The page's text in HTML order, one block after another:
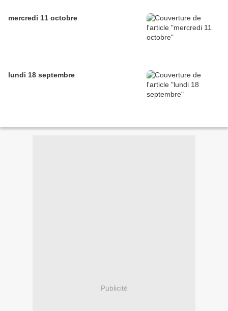
mercredi 11 octobre
lundi 18 septembre
Publicité